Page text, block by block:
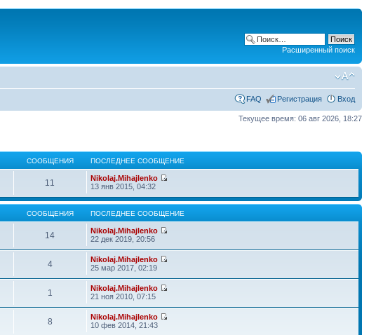
Расширенный поиск
FAQ Регистрация Вход
Текущее время: 06 авг 2026, 18:27
СООБЩЕНИЯ ПОСЛЕДНЕЕ СООБЩЕНИЕ
11
Nikolaj.Mihajlenko
13 янв 2015, 04:32
СООБЩЕНИЯ ПОСЛЕДНЕЕ СООБЩЕНИЕ
14
Nikolaj.Mihajlenko
22 дек 2019, 20:56
4
Nikolaj.Mihajlenko
25 мар 2017, 02:19
1
Nikolaj.Mihajlenko
21 ноя 2010, 07:15
8
Nikolaj.Mihajlenko
10 фев 2014, 21:43